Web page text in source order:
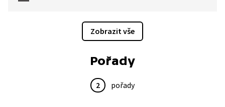
Zobrazit vše
Pořady
2 pořady